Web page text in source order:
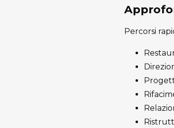
Percorsi